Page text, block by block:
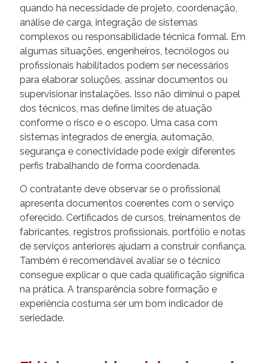
quando há necessidade de projeto, coordenação,
análise de carga, integração de sistemas
complexos ou responsabilidade técnica formal. Em
algumas situações, engenheiros, tecnólogos ou
profissionais habilitados podem ser necessários
para elaborar soluções, assinar documentos ou
supervisionar instalações. Isso não diminui o papel
dos técnicos, mas define limites de atuação
conforme o risco e o escopo. Uma casa com
sistemas integrados de energia, automação,
segurança e conectividade pode exigir diferentes
perfis trabalhando de forma coordenada.
O contratante deve observar se o profissional
apresenta documentos coerentes com o serviço
oferecido. Certificados de cursos, treinamentos de
fabricantes, registros profissionais, portfólio e notas
de serviços anteriores ajudam a construir confiança.
Também é recomendável avaliar se o técnico
consegue explicar o que cada qualificação significa
na prática. A transparência sobre formação e
experiência costuma ser um bom indicador de
seriedade.